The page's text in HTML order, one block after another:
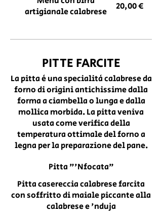
artigianale calabrese
20,00 €
PITTE FARCITE
La pitta è una specialità calabrese da
forno di origini antichissime dalla
forma a ciambella o lunga e dalla
mollica morbida. La pitta veniva
usata come verifica della
temperatura ottimale del forno a
legna per la preparazione del pane.
Pitta "'Nfocata"
Pitta casereccia calabrese farcita
con soffritto di maiale piccante alla
calabrese e 'nduja